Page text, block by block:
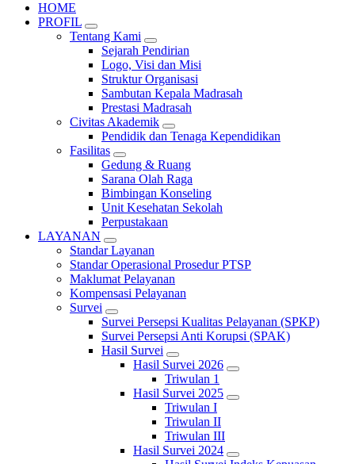
HOME
PROFIL
Tentang Kami
Sejarah Pendirian
Logo, Visi dan Misi
Struktur Organisasi
Sambutan Kepala Madrasah
Prestasi Madrasah
Civitas Akademik
Pendidik dan Tenaga Kependidikan
Fasilitas
Gedung & Ruang
Sarana Olah Raga
Bimbingan Konseling
Unit Kesehatan Sekolah
Perpustakaan
LAYANAN
Standar Layanan
Standar Operasional Prosedur PTSP
Maklumat Pelayanan
Kompensasi Pelayanan
Survei
Survei Persepsi Kualitas Pelayanan (SPKP)
Survei Persepsi Anti Korupsi (SPAK)
Hasil Survei
Hasil Survei 2026
Triwulan 1
Hasil Survei 2025
Triwulan I
Triwulan II
Triwulan III
Hasil Survei 2024